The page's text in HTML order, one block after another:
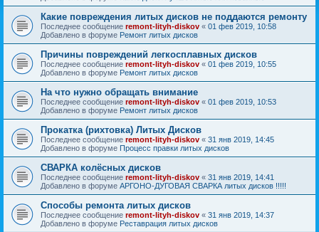
Какие повреждения литых дисков не поддаются ремонту
Последнее сообщение remont-lityh-diskov « 01 фев 2019, 10:58
Добавлено в форуме Ремонт литых дисков
Причины повреждений легкосплавных дисков
Последнее сообщение remont-lityh-diskov « 01 фев 2019, 10:55
Добавлено в форуме Ремонт литых дисков
На что нужно обращать внимание
Последнее сообщение remont-lityh-diskov « 01 фев 2019, 10:53
Добавлено в форуме Ремонт литых дисков
Прокатка (рихтовка) Литых Дисков
Последнее сообщение remont-lityh-diskov « 31 янв 2019, 14:45
Добавлено в форуме Процесс правки литых дисков
СВАРКА колёсных дисков
Последнее сообщение remont-lityh-diskov « 31 янв 2019, 14:41
Добавлено в форуме АРГОНО-ДУГОВАЯ СВАРКА литых дисков !!!!!
Способы ремонта литых дисков
Последнее сообщение remont-lityh-diskov « 31 янв 2019, 14:37
Добавлено в форуме Реставрация литых дисков